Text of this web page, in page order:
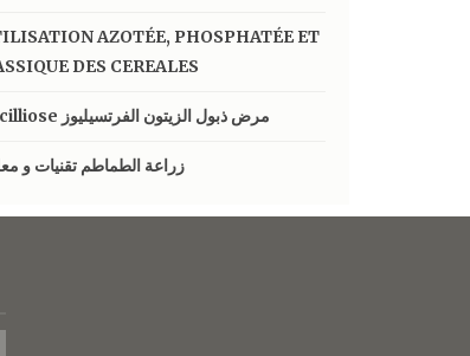
AZOTÉE, PHOSPHATÉE ET
DES CEREALES
Verticilliose مرض ذبول الزيتون الفرتسيليوز
زراعة الطماطم تقنيات و